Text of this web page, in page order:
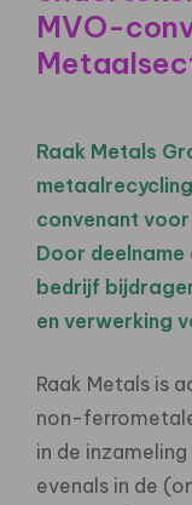
MVO-
Raak Metals
convenant
Door
bedrijf
en verwerking
Raak Metals is
non-
in de
evenals in de